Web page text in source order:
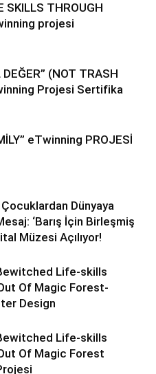
SKILLS THROUGH
projesi
DEĞER” (NOT TRASH
Projesi Sertifika
eTwinning PROJESİ
Çocuklardan Dünyaya
‘Barış İçin Birleşmiş
Müzesi Açılıyor!
Life-skills
Of Magic Forest-
Design
Life-skills
Of Magic Forest